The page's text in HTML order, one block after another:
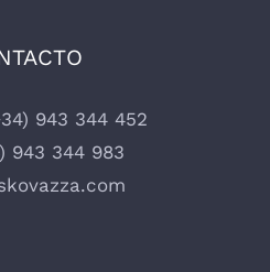
943 344 452
943 344 983